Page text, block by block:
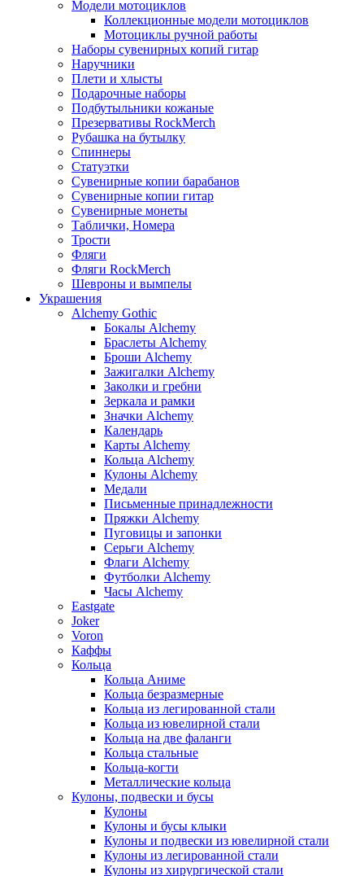
Модели мотоциклов
Коллекционные модели мотоциклов
Мотоциклы ручной работы
Наборы сувенирных копий гитар
Наручники
Плети и хлысты
Подарочные наборы
Подбутыльники кожаные
Презервативы RockMerch
Рубашка на бутылку
Спиннеры
Статуэтки
Сувенирные копии барабанов
Сувенирные копии гитар
Сувенирные монеты
Таблички, Номера
Трости
Фляги
Фляги RockMerch
Шевроны и вымпелы
Украшения
Alchemy Gothic
Бокалы Alchemy
Браслеты Alchemy
Броши Alchemy
Зажигалки Alchemy
Заколки и гребни
Зеркала и рамки
Значки Alchemy
Календарь
Карты Alchemy
Кольца Alchemy
Кулоны Alchemy
Медали
Письменные принадлежности
Пряжки Alchemy
Пуговицы и запонки
Серьги Alchemy
Флаги Alchemy
Футболки Alchemy
Часы Alchemy
Eastgate
Joker
Voron
Каффы
Кольца
Кольца Аниме
Кольца безразмерные
Кольца из легированной стали
Кольца из ювелирной стали
Кольца на две фаланги
Кольца стальные
Кольца-когти
Металлические кольца
Кулоны, подвески и бусы
Кулоны
Кулоны и бусы клыки
Кулоны и подвески из ювелирной стали
Кулоны из легированной стали
Кулоны из хирургической стали